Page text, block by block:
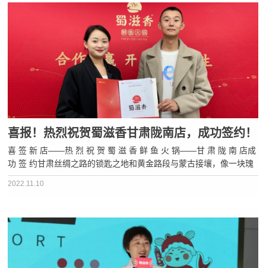
喜报！热烈祝贺蜀滋香甘肃陇南店，成功签约！
喜 签 新 店——热 烈 祝 贺 蜀 滋 香 鲜 鱼 火 锅——甘 肃 陇 南 店成
功 签 约甘肃丝绸之路的锁匙之地和黄金路段与蒙古接壤，像一块瑰
丽的宝玉这里历史悠久，地域辽阔，风景秀美从人文历史到自然景
2022.11.10